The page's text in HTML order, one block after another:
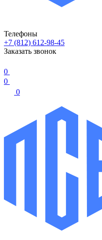
Телефоны
+7 (812) 612-98-45
Заказать звонок
0
0
0